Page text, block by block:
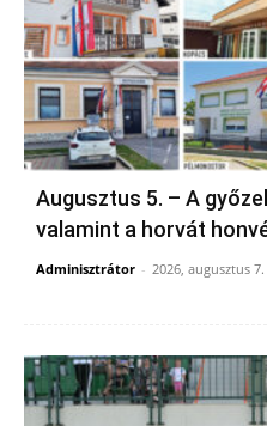
Augusztus 5. – A
valamint a horvát
Adminisztrátor - 2026, augusztus 7.